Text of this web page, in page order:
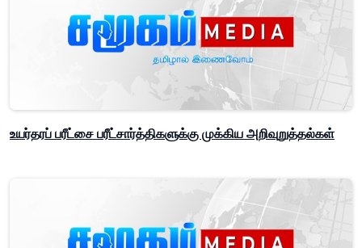
உயர்தரப் பரீட்சை பரீட்சார்த்திகளுக்கு முக்கிய அறிவுறுத்தல்கள்